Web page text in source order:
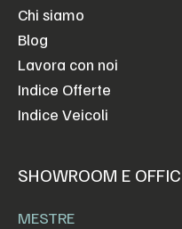
Chi siamo
Blog
Lavora con noi
Indice Offerte
Indice Veicoli
SHOWROOM E
MESTRE